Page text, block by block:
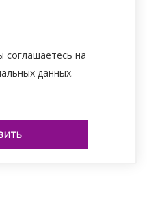
соглашаетесь на
данных.